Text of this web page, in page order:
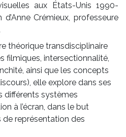
aux États-Unis 1990-
Crémieux, professeure
théorique transdisciplinaire
filmiques, intersectionnalité,
ainsi que les concepts
elle explore dans ses
différents systèmes
à l’écran, dans le but
de représentation des